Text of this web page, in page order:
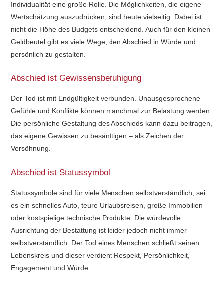
Individualität eine große Rolle. Die Möglichkeiten, die eigene
Wertschätzung auszudrücken, sind heute vielseitig. Dabei ist
nicht die Höhe des Budgets entscheidend. Auch für den kleinen
Geldbeutel gibt es viele Wege, den Abschied in Würde und
persönlich zu gestalten.
Abschied ist Gewissensberuhigung
Der Tod ist mit Endgültigkeit verbunden. Unausgesprochene
Gefühle und Konflikte können manchmal zur Belastung werden.
Die persönliche Gestaltung des Abschieds kann dazu beitragen,
das eigene Gewissen zu besänftigen – als Zeichen der
Versöhnung.
Abschied ist Statussymbol
Statussymbole sind für viele Menschen selbstverständlich, sei
es ein schnelles Auto, teure Urlaubsreisen, große Immobilien
oder kostspielige technische Produkte. Die würdevolle
Ausrichtung der Bestattung ist leider jedoch nicht immer
selbstverständlich. Der Tod eines Menschen schließt seinen
Lebenskreis und dieser verdient Respekt, Persönlichkeit,
Engagement und Würde.